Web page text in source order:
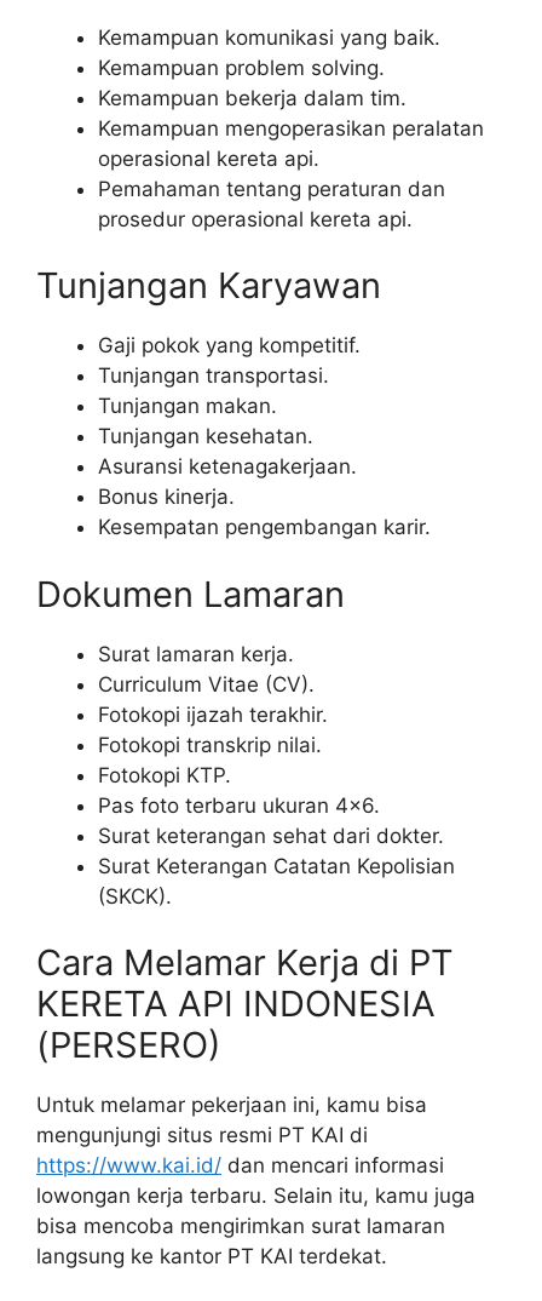
Kemampuan komunikasi yang baik.
Kemampuan problem solving.
Kemampuan bekerja dalam tim.
Kemampuan mengoperasikan peralatan
operasional kereta api.
Pemahaman tentang peraturan dan
prosedur operasional kereta api.
Tunjangan Karyawan
Gaji pokok yang kompetitif.
Tunjangan transportasi.
Tunjangan makan.
Tunjangan kesehatan.
Asuransi ketenagakerjaan.
Bonus kinerja.
Kesempatan pengembangan karir.
Dokumen Lamaran
Surat lamaran kerja.
Curriculum Vitae (CV).
Fotokopi ijazah terakhir.
Fotokopi transkrip nilai.
Fotokopi KTP.
Pas foto terbaru ukuran 4×6.
Surat keterangan sehat dari dokter.
Surat Keterangan Catatan Kepolisian
(SKCK).
Cara Melamar Kerja di PT
KERETA API INDONESIA
(PERSERO)
Untuk melamar pekerjaan ini, kamu bisa
mengunjungi situs resmi PT KAI di
https://www.kai.id/ dan mencari informasi
lowongan kerja terbaru. Selain itu, kamu juga
bisa mencoba mengirimkan surat lamaran
langsung ke kantor PT KAI terdekat.